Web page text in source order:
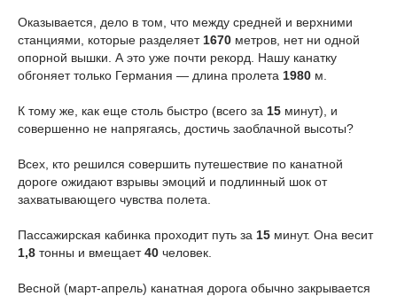
Оказывается, дело в том, что между средней и верхними
станциями, которые разделяет 1670 метров, нет ни одной
опорной вышки. А это уже почти рекорд. Нашу канатку
обгоняет только Германия — длина пролета 1980 м.
К тому же, как еще столь быстро (всего за 15 минут), и
совершенно не напрягаясь, достичь заоблачной высоты?
Всех, кто решился совершить путешествие по канатной
дороге ожидают взрывы эмоций и подлинный шок от
захватывающего чувства полета.
Пассажирская кабинка проходит путь за 15 минут. Она весит
1,8 тонны и вмещает40 человек.
Весной (март-апрель) канатная дорога обычно закрывается